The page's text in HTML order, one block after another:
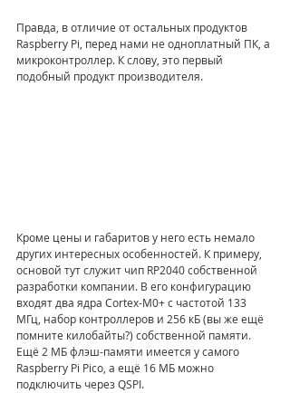
Правда, в отличие от остальных продуктов
Raspberry Pi, перед нами не одноплатный ПК, а
микроконтроллер. К слову, это первый
подобный продукт производителя.
Кроме цены и габаритов у него есть немало
других интересных особенностей. К примеру,
основой тут служит чип RP2040 собственной
разработки компании. В его конфигурацию
входят два ядра Cortex-M0+ с частотой 133
МГц, набор контроллеров и 256 кБ (вы же ещё
помните килобайты?) собственной памяти.
Ещё 2 МБ флэш-памяти имеется у самого
Raspberry Pi Pico, а ещё 16 МБ можно
подключить через QSPI.